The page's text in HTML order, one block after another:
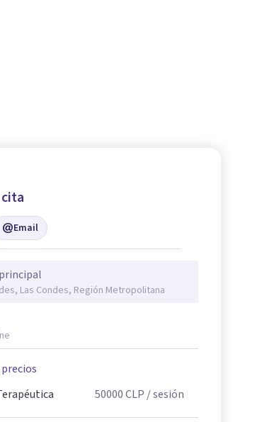
Email
Las Condes, Región Metropolitana
50000CLP/ sesión